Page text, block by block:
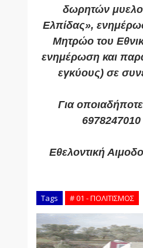
δωρητών
Ελπίδας»,
Μητρώο του
ενημέρωση και
εγκύους) σε
Για
Εθελοντική
Tags # 01 - ΠΟΛΙΤΙΣΜΟΣ